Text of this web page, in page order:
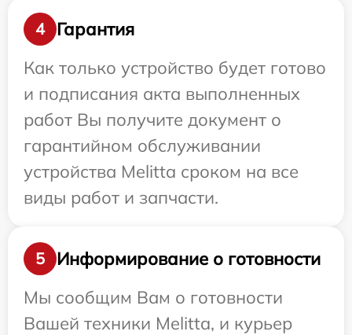
4
Гарантия
Как только устройство будет готово
и подписания акта выполненных
работ Вы получите документ о
гарантийном обслуживании
устройства Melitta сроком на все
виды работ и запчасти.
5
Информирование о готовности
Мы сообщим Вам о готовности
Вашей техники Melitta, и курьер